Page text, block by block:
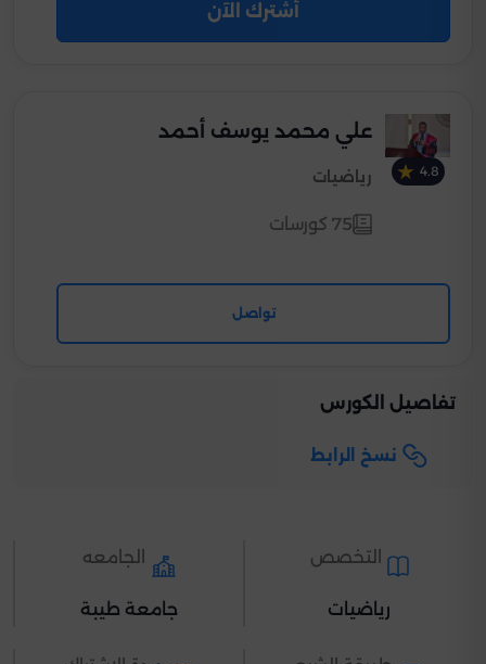
أشترك الآن
4.8
علي محمد يوسف أحمد
رياضيات
75 كورسات
تواصل
تفاصيل الكورس
نسخ الرابط
التخصص
رياضيات
الجامعه
جامعة طيبة